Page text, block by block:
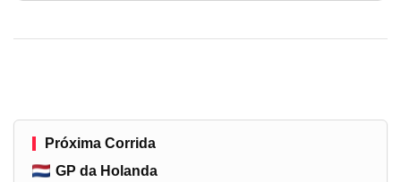
Próxima Corrida
GP da Holanda